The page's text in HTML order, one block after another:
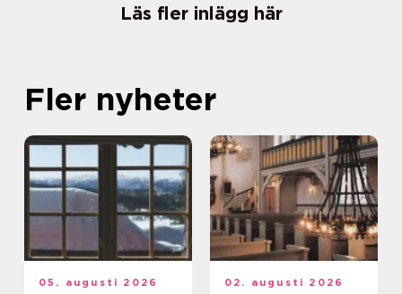
Läs fler inlägg här
Fler nyheter
05. augusti 2026 02. augusti 2026